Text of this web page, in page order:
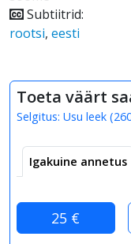
Subtiitrid:
rootsi, eesti
Toeta väärt
Selgitus: Usu leek (
Igakuine annetus
25 €